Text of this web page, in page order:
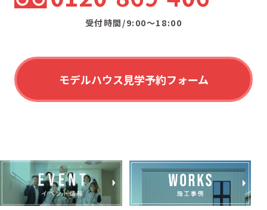
受付時間/9:00〜18:00
モデルハウス見学予約フォーム